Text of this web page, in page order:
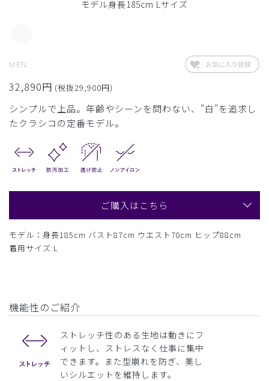
モデル身長185cm Lサイズ
MEN
32,890円 (税抜29,900円)
シンプルで上品。年齢やシーンを問わない、"白"を追求し
たクラシコの定番モデル。
ご購入はこちら
モデル：身長185cm バスト87cm ウエスト70cm ヒップ88cm
着用サイズ:L
機能性のご紹介
ストレッチ性のある生地は動きにフ
ィットし、ストレスなく仕事に集中
できます。また型崩れを防ぎ、美し
いシルエットを維持します。